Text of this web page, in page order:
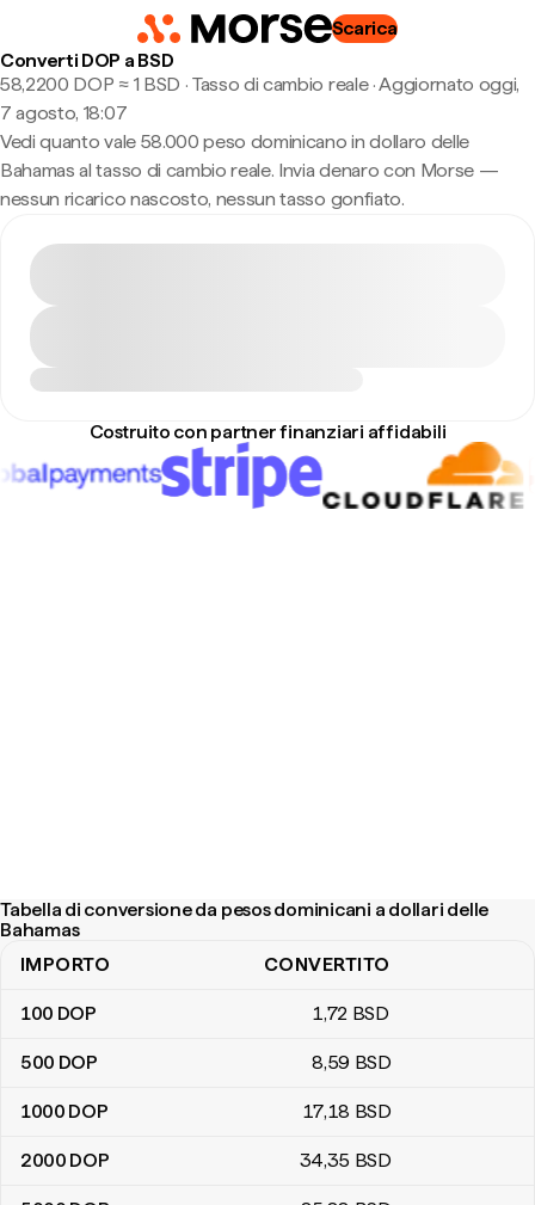
Scarica
Converti DOP a BSD
58,2200 DOP ≈ 1 BSD · Tasso di cambio reale·Aggiornato oggi,
7 agosto, 18:07
Vedi quanto vale 58.000 peso dominicano in dollaro delle
Bahamas al tasso di cambio reale. Invia denaro con Morse —
nessun ricarico nascosto, nessun tasso gonfiato.
Costruito con partner finanziari affidabili
Tabella di conversione da pesos dominicani a dollari delle
Bahamas
Tabella di conversione da pesos dominicani a dollari delle
IMPORTO CONVERTITO
100 DOP 1,72 BSD
500 DOP 8,59 BSD
1000 DOP 17,18 BSD
2000 DOP 34,35 BSD